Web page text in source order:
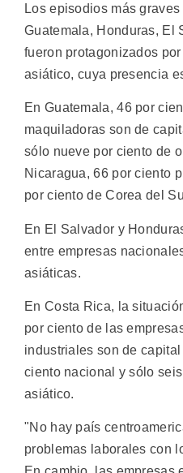
Los episodios más
Guatemala, Honduras, El
fueron protagonizados
asiático, cuya presencia
En Guatemala, 46 por
maquiladoras son de
sólo nueve por ciento de
Nicaragua, 66 por ciento
por ciento de Corea del
En El Salvador y
entre empresas
asiáticas.
En Costa Rica, la
por ciento de las
industriales son de
ciento nacional y sólo
asiático.
"No hay país
problemas laborales con